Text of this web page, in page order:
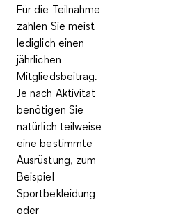
Für die Teilnahme
zahlen Sie meist
lediglich einen
jährlichen
Mitgliedsbeitrag.
Je nach Aktivität
benötigen Sie
natürlich teilweise
eine bestimmte
Ausrüstung, zum
Beispiel
Sportbekleidung
oder